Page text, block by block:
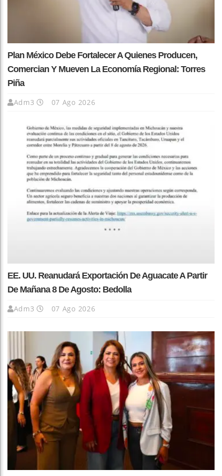
Plan México Debe Fortalecer A Quienes Producen,
Comercian Y Mueven La Economía Regional: Torres
Piña
Adm3 07 Ago 2026
EE. UU. Reanudará Exportación De Aguacate A Partir
De Mañana 8 De Agosto: Bedolla
Adm3 07 Ago 2026